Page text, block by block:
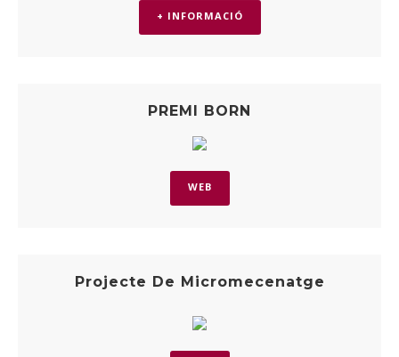
+ INFORMACIÓ
PREMI BORN
WEB
Projecte De Micromecenatge